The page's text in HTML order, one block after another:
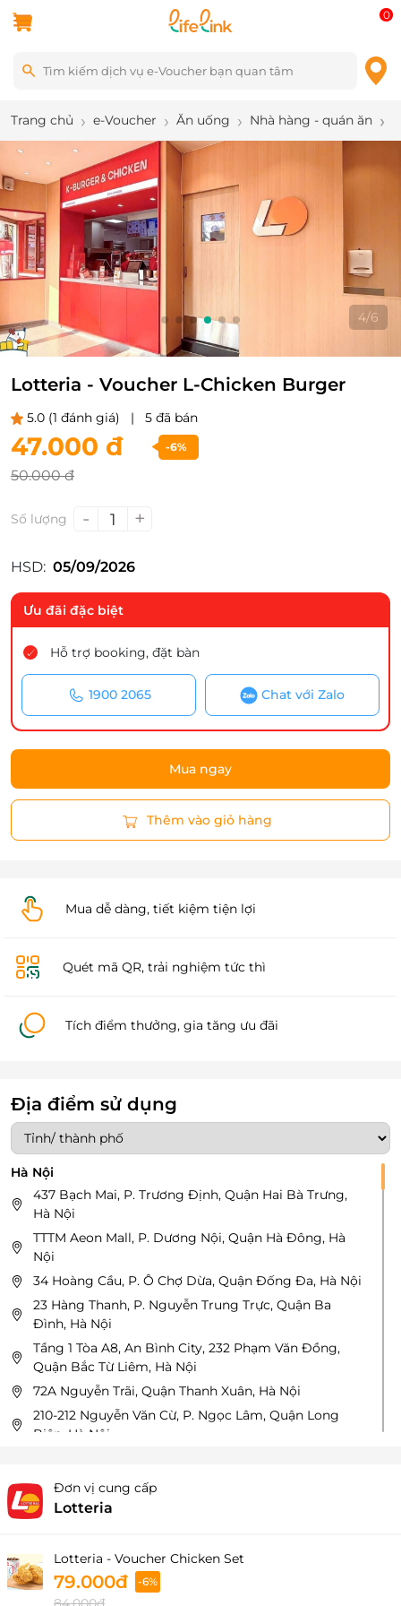
0
Trang chủ e-Voucher Ăn uống Nhà hàng - quán ăn
5/6
Lotteria - Voucher L-Chicken Burger
5.0 (1 đánh giá) | 5 đã bán
47.000 đ -6%
50.000 đ
Số lượng - 1 +
HSD: 05/09/2026
Ưu đãi đặc biệt
Hỗ trợ booking, đặt bàn
1900 2065 Chat với Zalo
Mua ngay
Thêm vào giỏ hàng
Mua dễ dàng, tiết kiệm tiện lợi
Quét mã QR, trải nghiệm tức thì
Tích điểm thưởng, gia tăng ưu đãi
Địa điểm sử dụng
Hà Nội
437 Bạch Mai, P. Trương Định, Quận Hai Bà Trưng,
Hà Nội
TTTM Aeon Mall, P. Dương Nội, Quận Hà Đông, Hà
Nội
34 Hoàng Cầu, P. Ô Chợ Dừa, Quận Đống Đa, Hà Nội
23 Hàng Thanh, P. Nguyễn Trung Trực, Quận Ba
Đình, Hà Nội
Tầng 1 Tòa A8, An Bình City, 232 Phạm Văn Đồng,
Quận Bắc Từ Liêm, Hà Nội
72A Nguyễn Trãi, Quận Thanh Xuân, Hà Nội
210-212 Nguyễn Văn Cừ, P. Ngọc Lâm, Quận Long
Biên, Hà Nội
Tầng 2 Big C Thăng Long, 222 Trần Duy Hưng, P.
Trung Hòa, Quận Cầu Giấy, Hà Nội
Nội
Tầng hầm B1 Times City, 458 Minh Khai, P. Vĩnh Tuy,
Đơn vị cung cấp
Lotteria
Lotteria - Voucher Chicken Set
79.000đ -6%